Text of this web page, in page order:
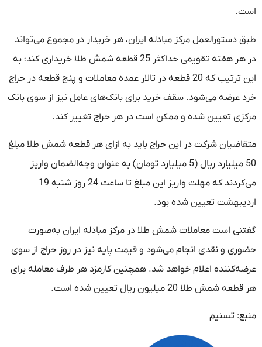
است.
طبق دستورالعمل مرکز مبادله ایران، هر خریدار در مجموع می‌تواند
در هر هفته تقویمی حداکثر 25 قطعه شمش طلا خریداری کند؛ به
این ترتیب که 20 قطعه در تالار عمده معاملات و پنج قطعه در حراج
خرد عرضه می‌شود. سقف خرید برای بانک‌های عامل نیز از سوی بانک
مرکزی تعیین شده و ممکن است در هر حراج تغییر کند.
متقاضیان شرکت در این حراج باید به ازای هر قطعه شمش طلا مبلغ
50 میلیارد ریال (5 میلیارد تومان) به عنوان وجه‌الضمان واریز
می‌کردند که مهلت واریز این مبلغ تا ساعت 24 روز شنبه 19
اردیبهشت تعیین شده بود.
گفتنی است معاملات شمش طلا در مرکز مبادله ایران به‌صورت
حضوری و نقدی انجام می‌شود و قیمت پایه نیز در روز حراج از سوی
عرضه‌کننده اعلام خواهد شد. همچنین کارمزد هر طرف معامله برای
هر قطعه شمش طلا 20 میلیون ریال تعیین شده است.
منبع: تسنیم